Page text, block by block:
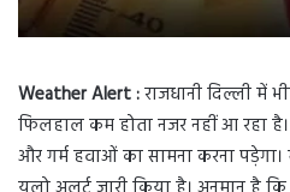
Weather Alert :राजधानी दिल्ली में
फिलहाल कम होता नजर नहीं आ रहा
और गर्म हवाओं का सामना करना